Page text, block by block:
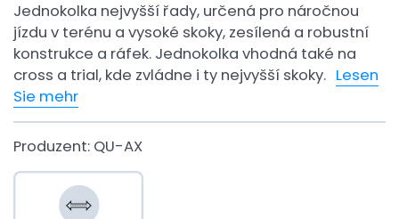
Jednokolka nejvyšší řady, určená pro náročnou
jízdu v terénu a vysoké skoky, zesílená a robustní
konstrukce a ráfek. Jednokolka vhodná také na
cross a trial, kde zvládne i ty nejvyšší skoky. Lesen
Sie mehr
Produzent: QU-AX